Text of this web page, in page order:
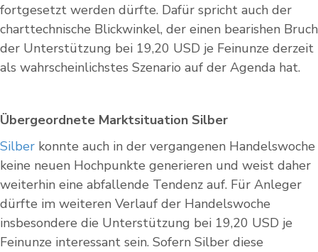
fortgesetzt werden dürfte. Dafür spricht auch der
charttechnische Blickwinkel, der einen bearishen Bruch
der Unterstützung bei 19,20 USD je Feinunze derzeit
als wahrscheinlichstes Szenario auf der Agenda hat.
Übergeordnete Marktsituation Silber
Silber konnte auch in der vergangenen Handelswoche
keine neuen Hochpunkte generieren und weist daher
weiterhin eine abfallende Tendenz auf. Für Anleger
dürfte im weiteren Verlauf der Handelswoche
insbesondere die Unterstützung bei 19,20 USD je
Feinunze interessant sein. Sofern Silber diese